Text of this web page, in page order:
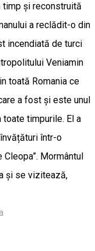
și reconstruită
a reclădit-o din
incendiată de turci
Veniamin
toată Romania ce
a fost și este unul
timpurile. El a
într-o
Mormântul
și se vizitează,